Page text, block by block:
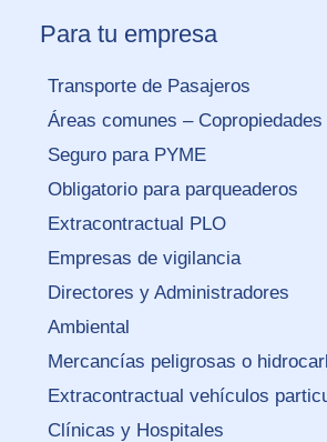
Para tu empresa
Transporte de Pasajeros
Áreas comunes – Copropiedades
Seguro para PYME
Obligatorio para parqueaderos
Extracontractual PLO
Empresas de vigilancia
Directores y Administradores
Ambiental
Mercancías peligrosas o
Extracontractual vehículos
Clínicas y Hospitales